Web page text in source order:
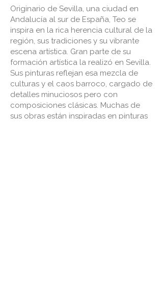
Originario de Sevilla, una ciudad en
Andalucía al sur de España, Teo se
inspira en la rica herencia cultural de la
región, sus tradiciones y su vibrante
escena artística. Gran parte de su
formación artística la realizó en Sevilla.
Sus pinturas reflejan esa mezcla de
culturas y el caos barroco, cargado de
detalles minuciosos pero con
composiciones clásicas. Muchas de
sus obras están inspiradas en pinturas